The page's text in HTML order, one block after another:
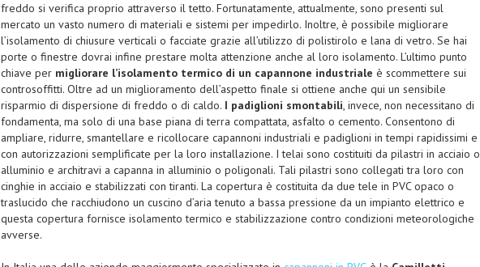
freddo si verifica proprio attraverso il tetto. Fortunatamente, attualmente, sono presenti sul
mercato un vasto numero di materiali e sistemi per impedirlo. Inoltre, è possibile migliorare
l’isolamento di chiusure verticali o facciate grazie all’utilizzo di polistirolo e lana di vetro. Se hai
porte o finestre dovrai infine prestare molta attenzione anche al loro isolamento. L’ultimo punto
chiave per migliorare l’isolamento termico di un capannone industriale è scommettere sui
controsoffitti. Oltre ad un miglioramento dell’aspetto finale si ottiene anche qui un sensibile
risparmio di dispersione di freddo o di caldo. I padiglioni smontabili, invece, non necessitano di
fondamenta, ma solo di una base piana di terra compattata, asfalto o cemento. Consentono di
ampliare, ridurre, smantellare e ricollocare capannoni industriali e padiglioni in tempi rapidissimi e
con autorizzazioni semplificate per la loro installazione. I telai sono costituiti da pilastri in acciaio o
alluminio e architravi a capanna in alluminio o poligonali. Tali pilastri sono collegati tra loro con
cinghie in acciaio e stabilizzati con tiranti. La copertura è costituita da due tele in PVC opaco o
traslucido che racchiudono un cuscino d’aria tenuto a bassa pressione da un impianto elettrico e
questa copertura fornisce isolamento termico e stabilizzazione contro condizioni meteorologiche
avverse.